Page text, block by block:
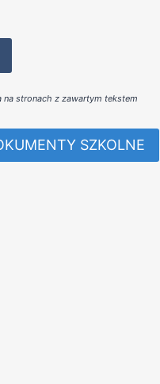
na stronach z zawartym tekstem
SZKOLNE